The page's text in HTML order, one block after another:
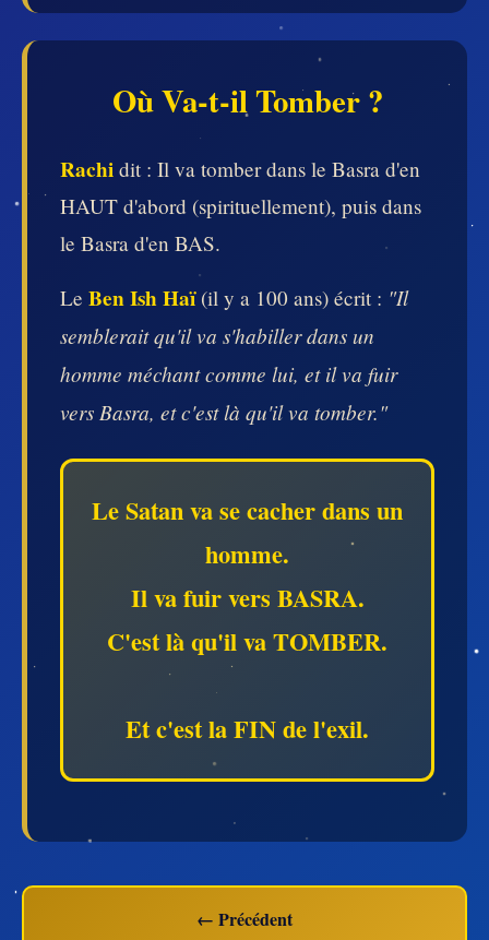
Où Va-t-il Tomber ?
Rachi dit : Il va tomber dans le Basra d'en
HAUT d'abord (spirituellement), puis dans
le Basra d'en BAS.
Le Ben Ish Haï(il y a 100 ans) écrit : "Il
semblerait qu'il va s'habiller dans un
homme méchant comme lui, et il va fuir
vers Basra, et c'est là qu'il va tomber."
Le Satan va se cacher dans un
homme.
Il va fuir vers BASRA.
C'est là qu'il va TOMBER.
Et c'est la FIN de l'exil.
← Précédent